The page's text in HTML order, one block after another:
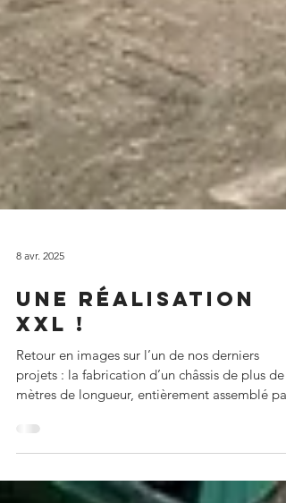
8 avr. 2025
Une réalisation
XXL !
Retour en images sur l’un de nos derniers
mètres de longueur, entièrement assemblé par
notre équipe. Chaque élément a été ajusté
cette structure imposante et robuste. Un vrai